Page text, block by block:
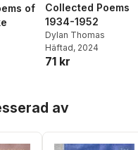
of
Collected Poems
1934-1952
Dylan Thomas
Häftad, 2024
71 kr
av